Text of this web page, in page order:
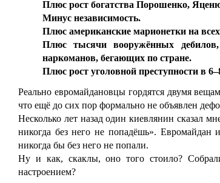
Плюс рост богатства Порошенко,
Минус независимость.
Плюс американские марионетки на
Плюс тысячи вооружённых дебилов,
наркоманов, бегающих по стране.
Плюс рост уголовной преступности в
Реально евромайдановцы гордятся двумя
что ещё до сих пор формально не объявлен
Несколько лет назад один киевлянин сказал
никогда без него не попадёшь».
никогда бы без него не попали.
Ну и как, скаклы, оно того стоило?
настроением?